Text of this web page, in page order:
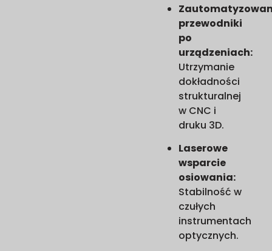
przewodniki
po
urządzeniach:
Utrzymanie
dokładności
strukturalnej
w CNC i
druku 3D.
Laserowe
wsparcie
osiowania:
Stabilność w
czułych
instrumentach
optycznych.